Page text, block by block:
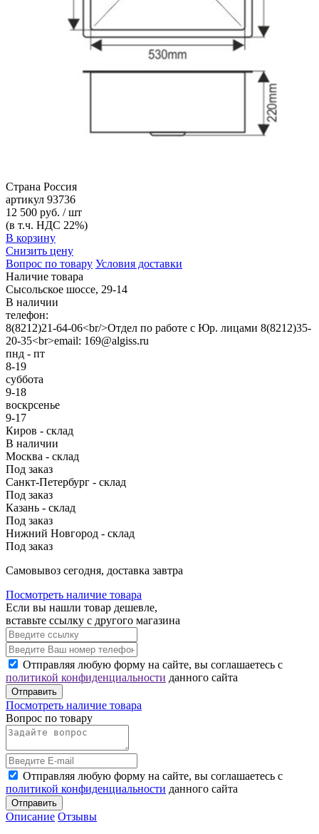
Страна Россия
артикул 93736
12 500 руб. / шт
(в т.ч. НДС 22%)
В корзину
Снизить цену
Вопрос по товару Условия доставки
Наличие товара
Сысольское шоссе, 29-14
В наличии
телефон:
8(8212)21-64-06<br/>Отдел по работе с Юр. лицами 8(8212)35-
20-35<br>email: 169@algiss.ru
пнд - пт
8-19
суббота
9-18
воскрсенье
9-17
Киров - склад
В наличии
Москва - склад
Под заказ
Санкт-Петербург - склад
Под заказ
Казань - склад
Под заказ
Нижний Новгород - склад
Под заказ
Cамовывоз сегодня, доставка завтра
Посмотреть наличие товара
Если вы нашли товар дешевле,
вставьте ссылку с другого магазина
Отправляя любую форму на сайте, вы соглашаетесь с
политикой конфиденциальности данного сайта
Отправить
Посмотреть наличие товара
Вопрос по товару
Отправляя любую форму на сайте, вы соглашаетесь с
политикой конфиденциальности данного сайта
Отправить
Описание Отзывы